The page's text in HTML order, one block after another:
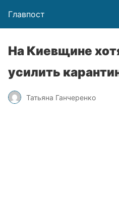
Главпост
На Киевщине
усилить
Татьяна Ганчеренко